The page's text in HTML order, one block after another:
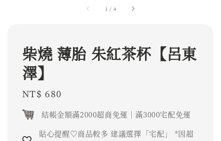
1 / 4
柴燒 薄胎 朱紅茶杯【呂東
澤】
Regular
price
NT$ 680
結帳金額滿2000超商免運｜滿3000宅配免運
貼心提醒♡商品較多 建議選擇「宅配」 *因超